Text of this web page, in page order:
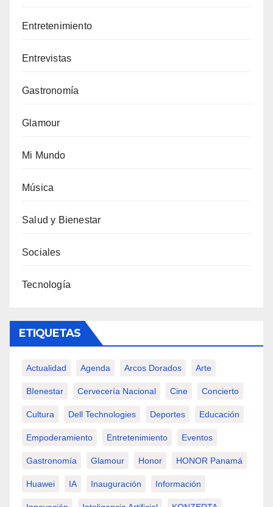
Entretenimiento
Entrevistas
Gastronomía
Glamour
Mi Mundo
Música
Salud y Bienestar
Sociales
Tecnología
ETIQUETAS
Actualidad Agenda Arcos Dorados Arte
BIenestar Cervecería Nacional Cine Concierto
Cultura Dell Technologies Deportes Educación
Empoderamiento Entretenimiento Eventos
Gastronomía Glamour Honor HONOR Panamá
Huawei IA Inauguración Información